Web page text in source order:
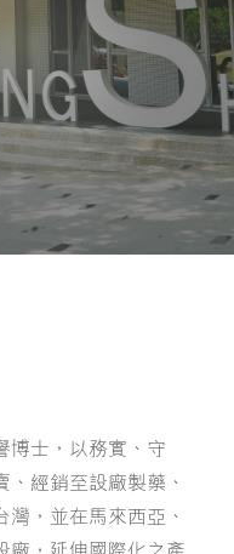
博士，以務實、守
經銷至設廠製藥、
，並在馬來西亞、